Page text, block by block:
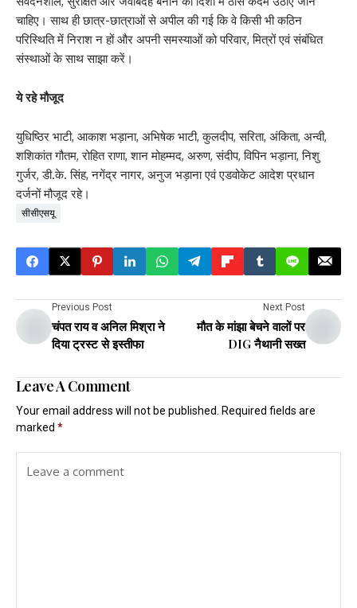
चाहिए। साथ ही छात्र-छात्राओं से अपील की गई कि वे किसी भी कठिन
परिस्थिति में निराश न हों और अपनी समस्याओं को परिवार, मित्रों एवं संबंधित
संस्थाओं के साथ साझा करें।
ये रहे मौजूद
युधिष्ठिर भाटी, आकाश भड़ाना, अभिषेक भाटी, कुलदीप, सरिता, अंकिता, अन्वी,
शशिकांत गौतम, रोहित राणा, शान मोहम्मद, अरुण, संदीप, विपिन भड़ाना, निशु
गुर्जर, डी.के. सिंह, नगेंद्र नागर, अनुज भड़ाना एवं एडवोकेट आदेश प्रधान
दर्जनों मौजूद रहे।
सीसीएसयू
Previous Post
चंपत राय व अनिल मिश्रा ने
दिया ट्रस्ट से इस्तीफा
Next Post
मौत के मांझा बेचने वालों पर
DIG नैथानी सख्त
Leave A Comment
Your email address will not be published. Required fields are
marked *